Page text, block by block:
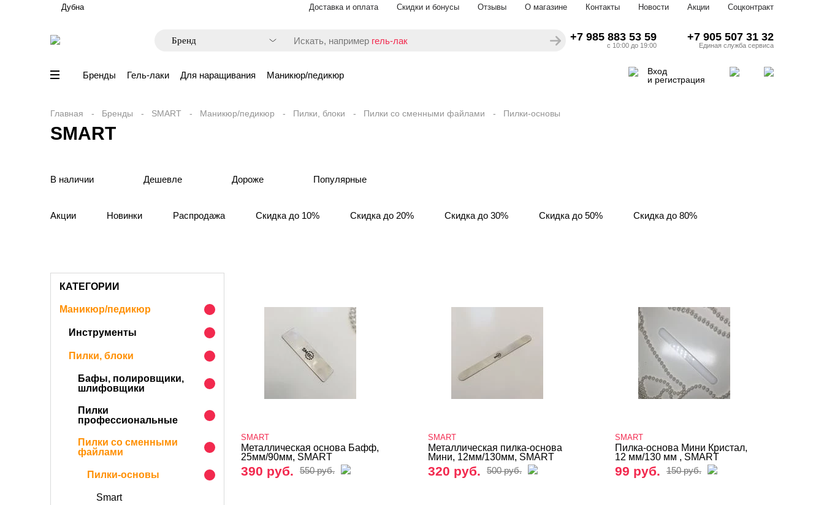
Дубна Доставка и оплата Скидки и бонусы Отзывы О магазине Контакты Новости Акции Соцконтракт
Искать, например гель-лак +7 985 883 53 59
с 10:00 до 19:00
+7 905 507 31 32
Единая служба сервиса
Бренды Гель-лаки Для наращивания Маникюр/педикюр
Вход
и регистрация
Главная Бренды SMART Маникюр/педикюр Пилки, блоки Пилки со сменными файлами Пилки-основы
SMART
В наличии Дешевле Дороже Популярные
Акции Новинки Распродажа Скидка до 10% Скидка до 20% Скидка до 30% Скидка до 50% Скидка до 80%
КАТЕГОРИИ
Маникюр/педикюр
Инструменты
Пилки, блоки
Бафы, полировщики,
шлифовщики
Пилки
профессиональные
Пилки со сменными
файлами
Пилки-основы
Smart
SMART
Металлическая основа Бафф,
25мм/90мм, SMART
390 руб. 550 руб.
SMART
Металлическая пилка-основа
Мини, 12мм/130мм, SMART
320 руб. 500 руб.
SMART
Пилка-основа Мини Кристал,
12 мм/130 мм , SMART
99 руб. 150 руб.